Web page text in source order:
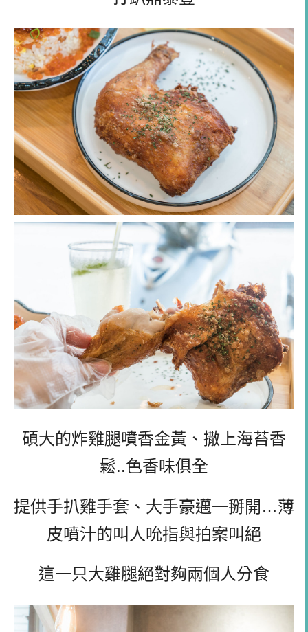
碩大的炸雞腿噴香金黃、撒上海苔香
鬆..色香味俱全
提供手扒雞手套、大手豪邁一掰開…薄
皮噴汁的叫人吮指與拍案叫絕
這一只大雞腿絕對夠兩個人分食